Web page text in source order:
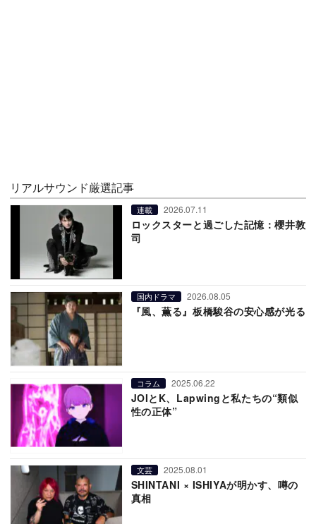
リアルサウンド厳選記事
連載 2026.07.11
ロックスターと過ごした記憶：櫻井敦
司
国内ドラマ 2026.08.05
『風、薫る』板橋駿谷の安心感が光る
コラム 2025.06.22
JOIとK、Lapwingと私たちの“類似
性の正体”
文芸 2025.08.01
SHINTANI × ISHIYAが明かす、噂の
真相